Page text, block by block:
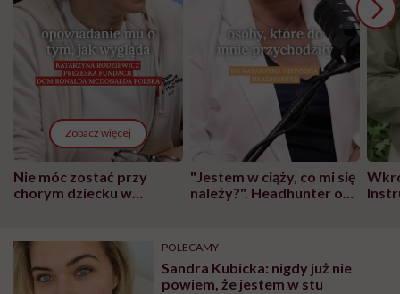
Zobacz więcej
Nie móc zostać przy
chorym dziecku w
może chyba tylko
głupota i brak
wyobraźni"
"Jestem w ciąży, co mi się
należy?". Headhunter o
pracy
POLECAMY
Sandra Kubicka: nigdy już nie
powiem, że jestem w stu